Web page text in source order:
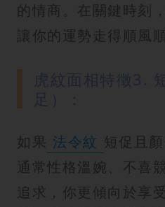
的情商。在關鍵時刻
讓你的運勢走得順風順
如果 法令紋 短促且
通常性格溫婉、不喜
追求，你更傾向於享